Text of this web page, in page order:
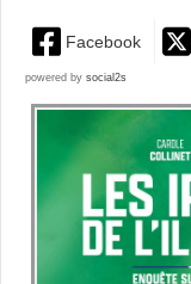
Facebook
powered by social2s